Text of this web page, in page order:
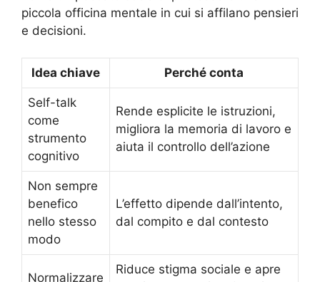
piccola officina mentale in cui si affilano pensieri
e decisioni.
Idea chiave Perché conta
Self-talk
come
strumento
cognitivo
Rende esplicite le istruzioni,
migliora la memoria di lavoro e
aiuta il controllo dell’azione
Non sempre
benefico
nello stesso
modo
L’effetto dipende dall’intento,
dal compito e dal contesto
Normalizzare
Riduce stigma sociale e apre